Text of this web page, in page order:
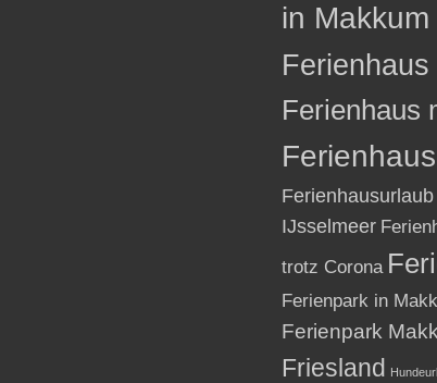
in Makkum
Ferienhaus
IJsselmeer
trotz Corona
Ferienpark in
Ferienpark
Friesland